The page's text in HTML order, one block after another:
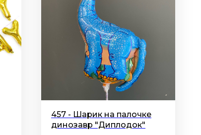
457 - Шарик на палочке
динозавр "Диплодок"